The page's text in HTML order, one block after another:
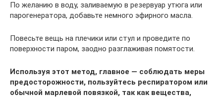
По желанию в воду, заливаемую в резервуар утюга или
парогенератора, добавьте немного эфирного масла.
Повесьте вещь на плечики или стул и проведите по
поверхности паром, заодно разглаживая помятости.
Используя этот метод, главное — соблюдать меры
предосторожности, пользуйтесь респиратором или
обычной марлевой повязкой, так как вещества,